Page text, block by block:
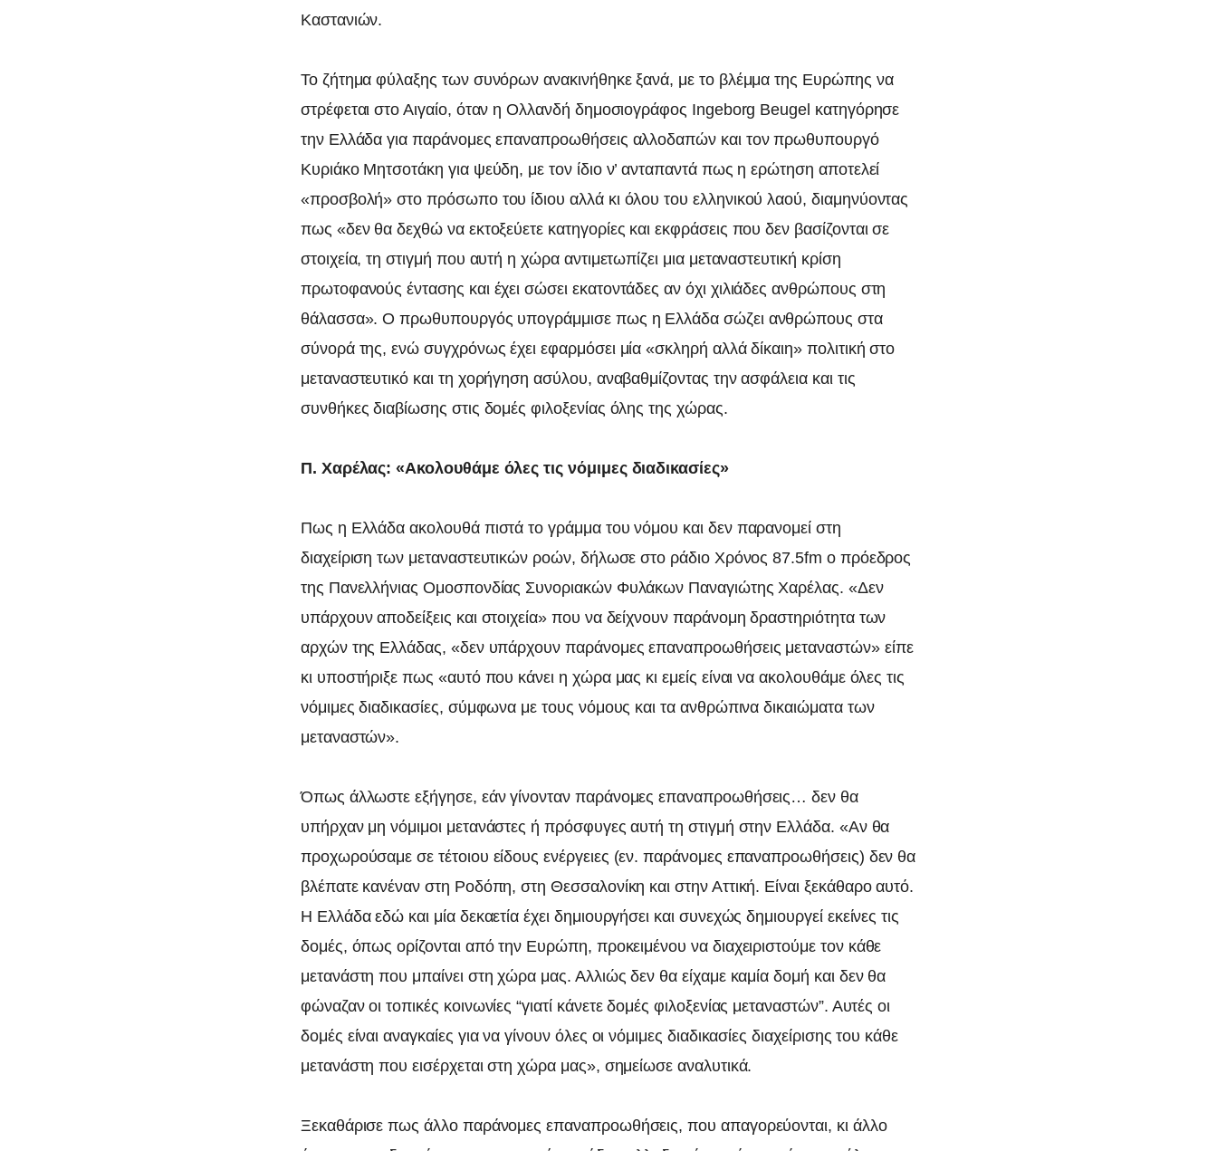
Καστανιών.
Το ζήτημα φύλαξης των συνόρων ανακινήθηκε ξανά, με το βλέμμα της Ευρώπης να
στρέφεται στο Αιγαίο, όταν η Ολλανδή δημοσιογράφος Ingeborg Beugel κατηγόρησε
την Ελλάδα για παράνομες επαναπροωθήσεις αλλοδαπών και τον πρωθυπουργό
Κυριάκο Μητσοτάκη για ψεύδη, με τον ίδιο ν’ ανταπαντά πως η ερώτηση αποτελεί
«προσβολή» στο πρόσωπο του ίδιου αλλά κι όλου του ελληνικού λαού, διαμηνύοντας
πως «δεν θα δεχθώ να εκτοξεύετε κατηγορίες και εκφράσεις που δεν βασίζονται σε
στοιχεία, τη στιγμή που αυτή η χώρα αντιμετωπίζει μια μεταναστευτική κρίση
πρωτοφανούς έντασης και έχει σώσει εκατοντάδες αν όχι χιλιάδες ανθρώπους στη
θάλασσα». Ο πρωθυπουργός υπογράμμισε πως η Ελλάδα σώζει ανθρώπους στα
σύνορά της, ενώ συγχρόνως έχει εφαρμόσει μία «σκληρή αλλά δίκαιη» πολιτική στο
μεταναστευτικό και τη χορήγηση ασύλου, αναβαθμίζοντας την ασφάλεια και τις
συνθήκες διαβίωσης στις δομές φιλοξενίας όλης της χώρας.
Π. Χαρέλας: «Ακολουθάμε όλες τις νόμιμες διαδικασίες»
Πως η Ελλάδα ακολουθά πιστά το γράμμα του νόμου και δεν παρανομεί στη
διαχείριση των μεταναστευτικών ροών, δήλωσε στο ράδιο Χρόνος 87.5fm ο πρόεδρος
της Πανελλήνιας Ομοσπονδίας Συνοριακών Φυλάκων Παναγιώτης Χαρέλας. «Δεν
υπάρχουν αποδείξεις και στοιχεία» που να δείχνουν παράνομη δραστηριότητα των
αρχών της Ελλάδας, «δεν υπάρχουν παράνομες επαναπροωθήσεις μεταναστών» είπε
κι υποστήριξε πως «αυτό που κάνει η χώρα μας κι εμείς είναι να ακολουθάμε όλες τις
νόμιμες διαδικασίες, σύμφωνα με τους νόμους και τα ανθρώπινα δικαιώματα των
μεταναστών».
Όπως άλλωστε εξήγησε, εάν γίνονταν παράνομες επαναπροωθήσεις… δεν θα
υπήρχαν μη νόμιμοι μετανάστες ή πρόσφυγες αυτή τη στιγμή στην Ελλάδα. «Αν θα
προχωρούσαμε σε τέτοιου είδους ενέργειες (εν. παράνομες επαναπροωθήσεις) δεν θα
βλέπατε κανέναν στη Ροδόπη, στη Θεσσαλονίκη και στην Αττική. Είναι ξεκάθαρο αυτό.
Η Ελλάδα εδώ και μία δεκαετία έχει δημιουργήσει και συνεχώς δημιουργεί εκείνες τις
δομές, όπως ορίζονται από την Ευρώπη, προκειμένου να διαχειριστούμε τον κάθε
μετανάστη που μπαίνει στη χώρα μας. Αλλιώς δεν θα είχαμε καμία δομή και δεν θα
φώναζαν οι τοπικές κοινωνίες “γιατί κάνετε δομές φιλοξενίας μεταναστών”. Αυτές οι
δομές είναι αναγκαίες για να γίνουν όλες οι νόμιμες διαδικασίες διαχείρισης του κάθε
μετανάστη που εισέρχεται στη χώρα μας», σημείωσε αναλυτικά.
Ξεκαθάρισε πως άλλο παράνομες επαναπροωθήσεις, που απαγορεύονται, κι άλλο